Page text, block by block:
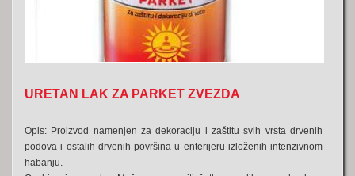
URETAN LAK ZA PARKET ZVEZDA
Opis: Proizvod namenjen za dekoraciju i zaštitu svih vrsta drvenih
podova i ostalih drvenih površina u enterijeru izloženih intenzivnom
habanju.